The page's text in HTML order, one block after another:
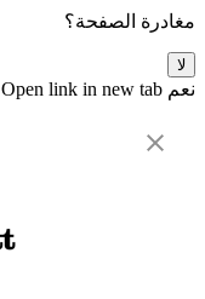
مغادرة الصفحة؟
لا
نعم Open link in new tab